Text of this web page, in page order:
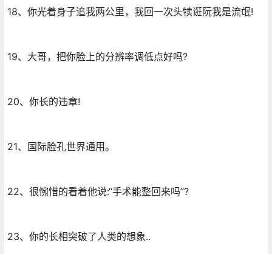
18、你光着身子追我两公里，我回一次头犊诳阮我是流氓!
19、大哥，把你脸上的分辨率调低点好吗?
20、你长的违章!
21、国际脸孔世界通用。
22、很惋惜的看着他说:“手术能整回来吗”?
23、你的长相突破了人类的想象..